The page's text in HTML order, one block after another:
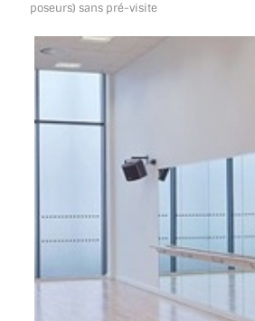
DEMANDE DE DEVIS
TOUS LES TARIFS AU M2
GUIDE : CHOIX PAR UTILISATION
INSPIRATIONS ET NOUVEAUTÉS
AMBIANCE LAITON BROSSÉ
poseurs) sans pré-visite